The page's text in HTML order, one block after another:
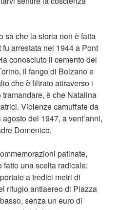
sa che la storia non è fatta
arrestata nel 1944 a Pont
conosciuto il cemento del
il fango di Bolzano e
che è filtrato attraverso i
è che Natalina
Violenze camuffate da
del 1947, a vent’anni,
Domenico.
patinate,
fatto una scelta radicale:
a tredici metri di
rifugio antiaereo di Piazza
senza un euro di